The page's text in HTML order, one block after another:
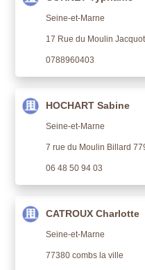
Seine-et-Marne
17 Rue du Moulin
0788960403
HOCHART Sabine
Seine-et-Marne
7 rue du Moulin Billard
06 48 50 94 03
CATROUX Charlotte
Seine-et-Marne
77380 combs la ville